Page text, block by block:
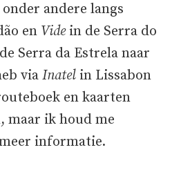
andere langs
en Videin de Serra do
Serra da Estrela naar
via Inatel in Lissabon
en kaarten
maar ik houd me
informatie.